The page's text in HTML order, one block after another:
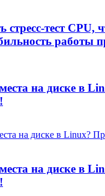
тест CPU,
работы
на диске в
на диске в